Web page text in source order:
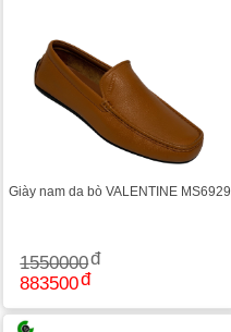
Giày nam da bò VALENTINE MS6929
1550000
883500